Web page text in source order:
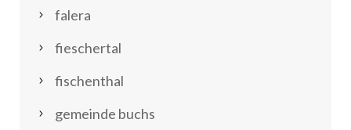
falera
fieschertal
fischenthal
gemeinde buchs